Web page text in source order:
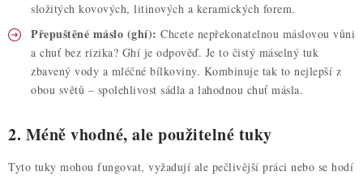
složitých kovových, litinových a keramických forem.
Přepuštěné máslo (ghí): Chcete nepřekonatelnou máslovou vůni
a chuť bez rizika? Ghí je odpověď. Je to čistý máselný tuk
zbavený vody a mléčné bílkoviny. Kombinuje tak to nejlepší z
obou světů – spolehlivost sádla a lahodnou chuť másla.
2. Méně vhodné, ale použitelné tuky
Tyto tuky mohou fungovat, vyžadují ale pečlivější práci nebo se hodí